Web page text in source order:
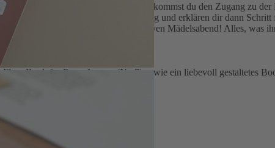
werden. Nach der Bestellung bekommst du den Zugang zu
Expertinnen eine kleine Einführung und erklären dir dann
und macht euch einen kreativen Mädelsabend! Alles,
Book for Paper Lovers (Nr. 7) sowie ein liebevoll gestaltetes